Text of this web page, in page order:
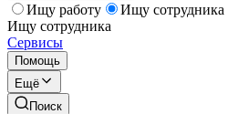
Ищу работу
Ищу сотрудника
Ищу сотрудника
Сервисы
Помощь
Ещё
Поиск